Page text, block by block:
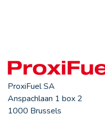
ProxiFuel SA
Anspachlaan 1 box 2
1000 Brussels